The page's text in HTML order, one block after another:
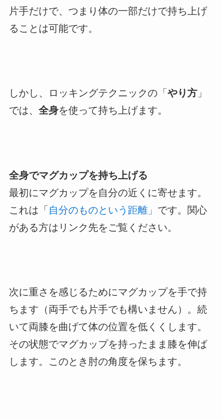
片手だけで、つまり体の一部だけで持ち上げ
ることは可能です。
しかし、ロッキングテクニックの「 やり方」
では、 全身を使って持ち上げます。
全身でマグカップを持ち上げる
最初にマグカップを自分の近くに寄せます。
これは「自分のものという距離」 です。関心
がある方はリンク先をご覧ください。
次に重さを感じるためにマグカップを手で持
ちます（両手でも片手でも構いません）。続
いて両膝を曲げて体の位置を低くくします。
その状態でマグカップを持ったまま膝を伸ば
します。このとき肘の角度を保ちます。